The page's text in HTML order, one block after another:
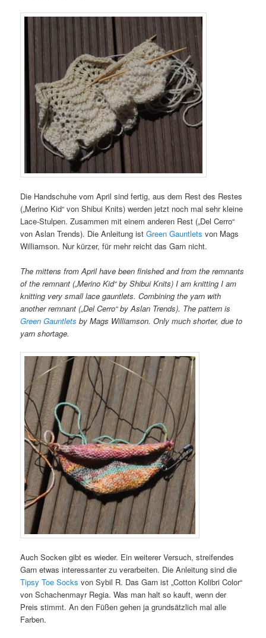
Die Handschuhe vom April sind fertig, aus dem Rest des Restes
(„Merino Kid“ von Shibui Knits) werden jetzt noch mal sehr kleine
Lace-Stulpen. Zusammen mit einem anderen Rest („Del Cerro“
von Aslan Trends). Die Anleitung istGreen Gauntletsvon Mags
Williamson. Nur kürzer, für mehr reicht das Garn nicht.
The mittens from April have been finished and from the remnants
of the remnant („Merino Kid“ by Shibui Knits) I am knitting I am
knitting very small lace gauntlets. Combining the yarn with
another remnant („Del Cerro“ by Aslan Trends). The pattern is
Green Gauntlets by Mags Williamson. Only much shorter, due to
yarn shortage.
Auch Socken gibt es wieder. Ein weiterer Versuch, streifendes
Garn etwas interessanter zu verarbeiten. Die Anleitung sind die
Tipsy Toe Socks von Sybil R. Das Garn ist „Cotton Kolibri Color“
von Schachenmayr Regia. Was man halt so kauft, wenn der
Preis stimmt. An den Füßen gehen ja grundsätzlich mal alle
Farben.